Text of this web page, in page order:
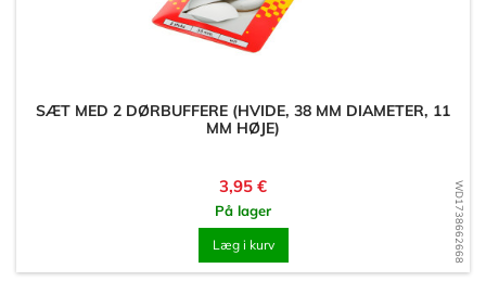
WD1738662668
SÆT MED 2 DØRBUFFERE (HVIDE, 38 MM DIAMETER, 11
MM HØJE)
Pris
3,95 €
På lager
Læg i kurv